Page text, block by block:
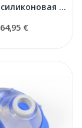
Лицевая силиконовая маска Ambu N° 3/4 (взрослая...
64,95 €